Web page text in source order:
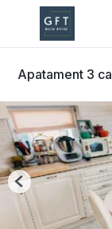
Apatament 3
Previous